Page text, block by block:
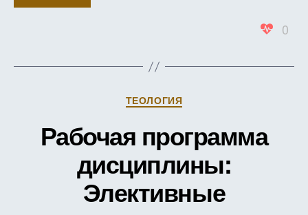
0
Рубрики
ТЕОЛОГИЯ
Рабочая программа
дисциплины:
Элективные